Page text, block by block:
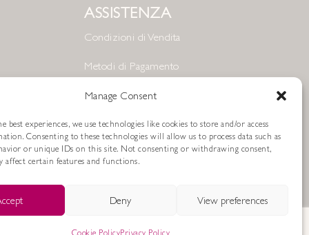
Manage Consent
best experiences, we use technologies like cookies to store and/or access
Consenting to these technologies will allow us to process data such as
or unique IDs on this site. Not consenting or withdrawing consent,
affect certain features and functions.
Deny View preferences
Cookie PolicyPrivacy Policy
ASSISTENZA
Condizioni di Vendita
Metodi di Pagamento
Resi e Rimborsi
Spedizioni
Cookie Policy